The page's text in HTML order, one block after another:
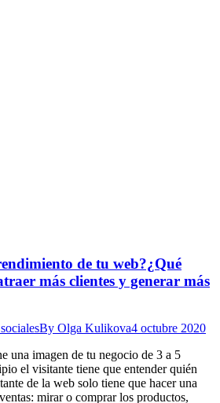
de tu web?¿Qué
más clientes y generar más
By Olga Kulikova4 octubre 2020
una imagen de tu negocio de 3 a 5
el visitante tiene que entender quién
de la web solo tiene que hacer una
mirar o comprar los productos,